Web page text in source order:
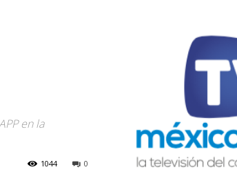
en la
0
1044